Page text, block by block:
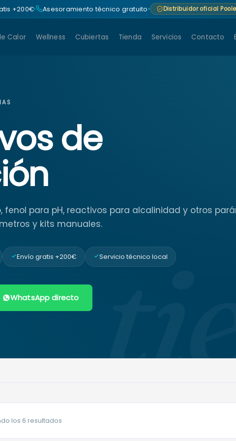
+200€ Asesoramiento técnico gratuito Distribuidor oficial
Calor Wellness Cubiertas Tienda Servicios Contacto
de
fenol para pH, reactivos para alcalinidad y otros
y kits manuales.
Envío gratis +200€ Servicio técnico local
WhatsApp directo
los 6 resultados